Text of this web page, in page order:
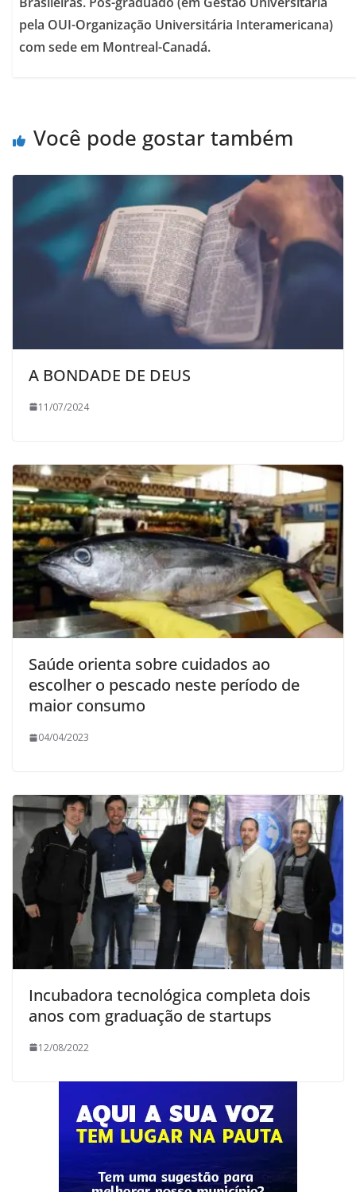
pela OUI-Organização Universitária Interamericana)
com sede em Montreal-Canadá.
Você pode gostar também
A BONDADE DE DEUS
11/07/2024
Saúde orienta sobre cuidados ao
escolher o pescado neste período de
maior consumo
04/04/2023
Incubadora tecnológica completa dois
anos com graduação de startups
12/08/2022